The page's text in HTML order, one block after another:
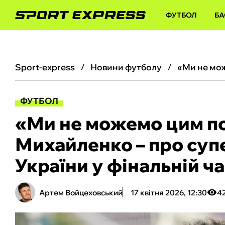
ФУТБОЛ
sport-express новини футболу
ФУТБОЛ
«Ми не можемо цим
Михайленко – про
України у фінальній
Артем Войцеховський 17 квітня 2026, 12:30